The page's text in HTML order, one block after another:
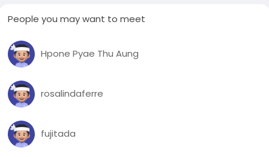
People you may want to meet
Hpone Pyae Thu Aung
rosalindaferre
fujitada